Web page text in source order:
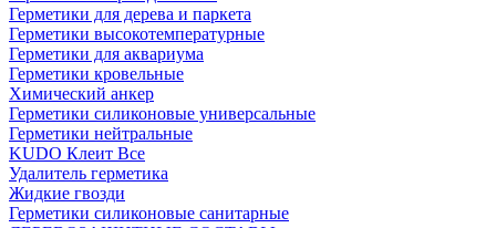
Герметики для дерева и паркета
Герметики высокотемпературные
Герметики для аквариума
Герметики кровельные
Химический анкер
Герметики силиконовые универсальные
Герметики нейтральные
KUDO Клеит Все
Удалитель герметика
Жидкие гвозди
Герметики силиконовые санитарные